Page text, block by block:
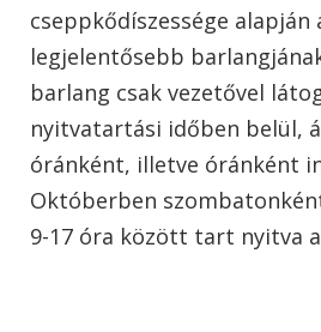
cseppkődíszessége
legjelentősebb
barlang csak vezetővel
nyitvatartási időben belül,
óránként, illetve óránként
Októberben
9-17 óra között tart nyitva